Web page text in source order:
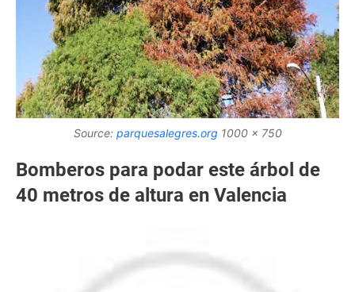
Source: parquesalegres.org 1000 x 750
Bomberos para podar este árbol de
40 metros de altura en Valencia